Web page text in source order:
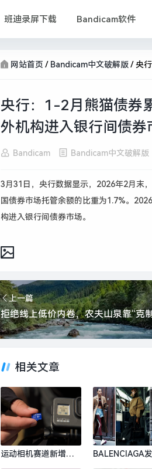
班迪录屏下载 Bandicam软件
网站首页 / Bandicam中文破解版/央行
央行：1-2月熊猫债券
外机构进入银行间债券
Bandicam Bandicam中文破解版
3月31日，央行数据显示，2026年2月末
国债券市场托管余额的比重为1.7%。
构进入银行间债券市场。
上一篇
相关文章
运动相机赛道新增劲
BALENCIAGA